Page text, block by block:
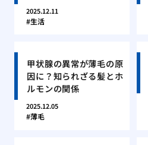
2025.12.11
生活
甲状腺の異常が薄毛の原
因に？知られざる髪とホ
ルモンの関係
2025.12.05
薄毛